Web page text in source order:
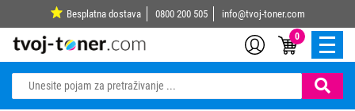
Besplatna dostava 0800 200 505 info@tvoj-toner.com
0